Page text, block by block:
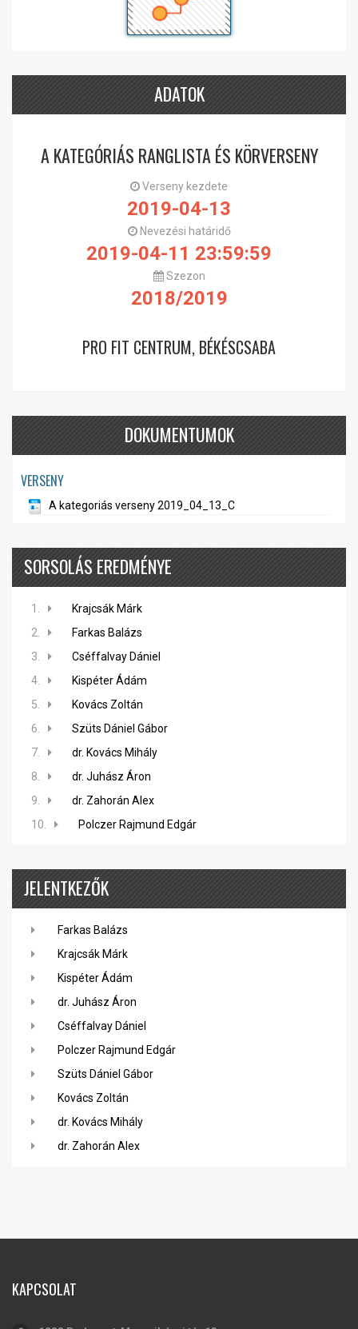
ADATOK
A KATEGÓRIÁS RANGLISTA ÉS KÖRVERSENY
Verseny kezdete
2019-04-13
Nevezési határidő
2019-04-11 23:59:59
Szezon
2018/2019
PRO FIT CENTRUM, BÉKÉSCSABA
DOKUMENTUMOK
VERSENY
A kategoriás verseny 2019_04_13_C
SORSOLÁS EREDMÉNYE
1.
Krajcsák Márk
2.
Farkas Balázs
3.
Cséffalvay Dániel
4.
Kispéter Ádám
5.
Kovács Zoltán
6.
Szüts Dániel Gábor
7.
dr. Kovács Mihály
8.
dr. Juhász Áron
9.
dr. Zahorán Alex
10.
Polczer Rajmund Edgár
JELENTKEZŐK
Farkas Balázs
Krajcsák Márk
Kispéter Ádám
dr. Juhász Áron
Cséffalvay Dániel
Polczer Rajmund Edgár
Szüts Dániel Gábor
Kovács Zoltán
dr. Kovács Mihály
dr. Zahorán Alex
KAPCSOLAT